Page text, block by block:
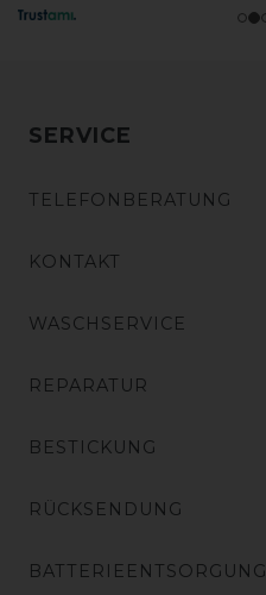
SERVICE
TELEFONBERATUNG
KONTAKT
WASCHSERVICE
REPARATUR
BESTICKUNG
RÜCKSENDUNG
BATTERIEENTSORGUNG